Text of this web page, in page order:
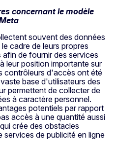
concernant le modèle
souvent des données
cadre de leurs propres
de fournir des services
leur position importante sur
contrôleurs d'accès ont été
base d'utilisateurs des
permettent de collecter de
à caractère personnel.
potentiels par rapport
accès à une quantité aussi
crée des obstacles
de publicité en ligne